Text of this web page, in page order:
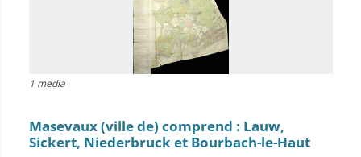
1 media
Masevaux (ville de) comprend : Lauw,
Sickert, Niederbruck et Bourbach-le-Haut